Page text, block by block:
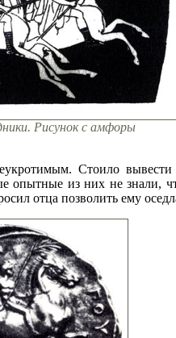
Рисунок с амфоры
Стоило вывести
опытные из них не
отца позволить ему